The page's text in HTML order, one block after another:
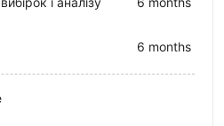
6 months